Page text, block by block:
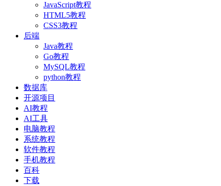
JavaScript教程
HTML5教程
CSS3教程
后端
Java教程
Go教程
MySQL教程
python教程
数据库
开源项目
AI教程
AI工具
电脑教程
系统教程
软件教程
手机教程
百科
下载